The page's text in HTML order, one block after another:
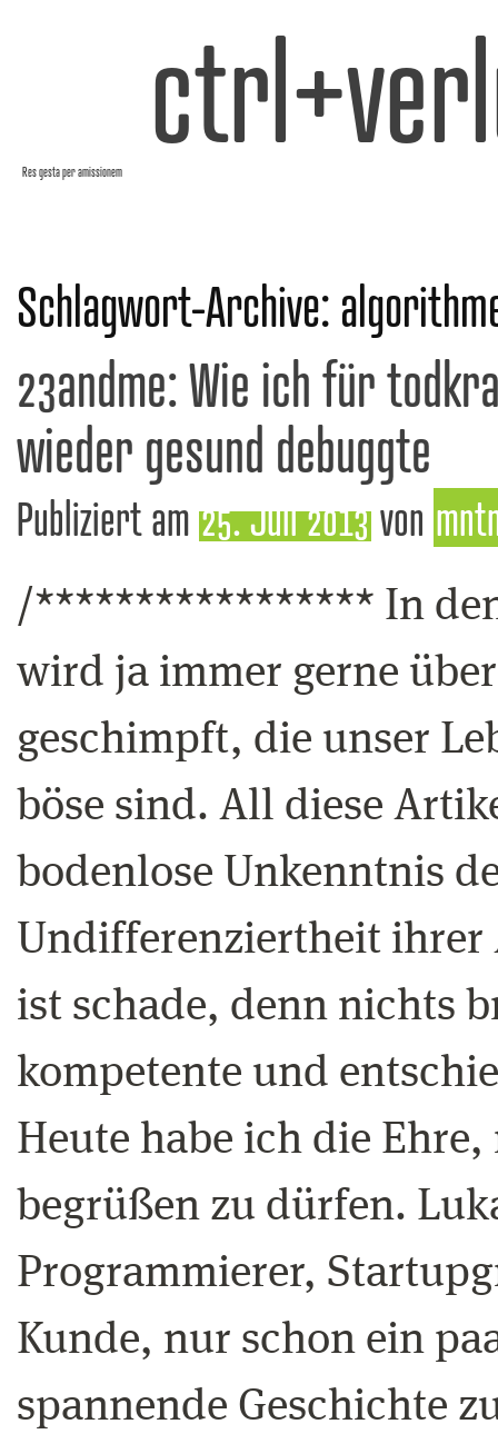
Res gesta per amissionem
Schlagwort-Archive:
23andme: Wie ich für
wieder gesund debuggte
Publiziert am 25. Juli 2013von
/***************** In den
wird ja immer gerne
geschimpft, die unser
böse sind. All diese
bodenlose Unkenntnis
Undifferenziertheit ihrer
ist schade, denn nichts
kompetente und
Heute habe ich die
begrüßen zu dürfen.
Programmierer,
Kunde, nur schon ein
spannende Geschichte